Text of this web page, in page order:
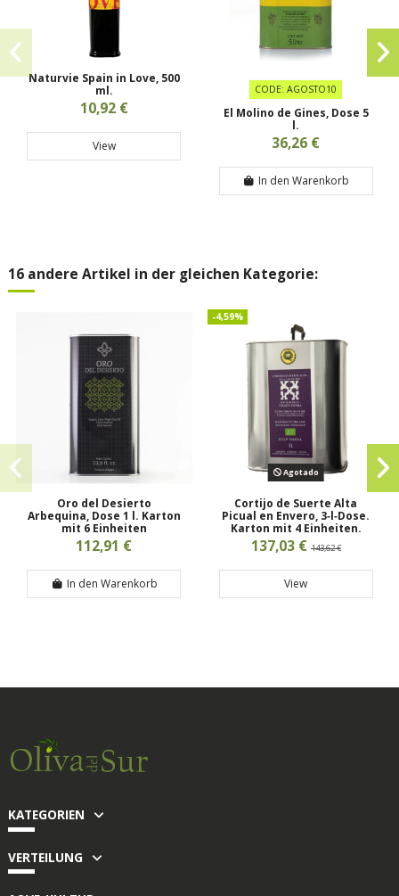
Naturvie Spain in Love, 500
ml.
10,92 €
View
CODE: AGOSTO10
El Molino de Gines, Dose 5
l.
36,26 €
In den Warenkorb
16 andere Artikel in der gleichen Kategorie:
Oro del Desierto
Arbequina, Dose 1 l. Karton
mit 6 Einheiten
112,91 €
In den Warenkorb
-4,59%
Agotado
Cortijo de Suerte Alta
Picual en Envero, 3‑l‑Dose.
Karton mit 4 Einheiten.
137,03 € 143,62 €
View
KATEGORIEN
VERTEILUNG